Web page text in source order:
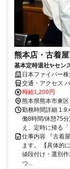
熊本店・古着
基本定時退社✨セン
日本ファイバー
交通・アクセス
時給1,200円
熊本県熊本市東区
勤務時間詳細
働8時間/休憩75
え、定時に帰る「
仕事内容 『古着
ます。 【具体的
値段付け・選別
つ...